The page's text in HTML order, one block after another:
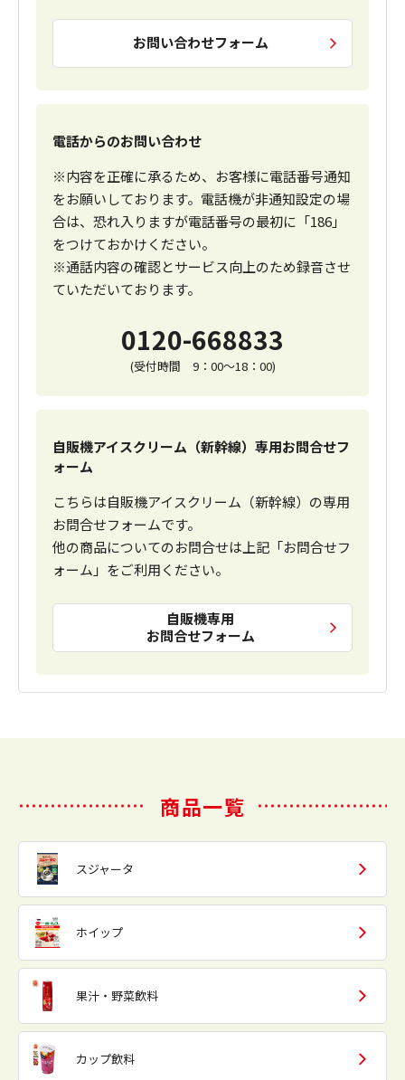
お問い合わせフォーム
電話からのお問い合わせ
※内容を正確に承るため、お客様に電話番号通知
をお願いしております。電話機が非通知設定の場
合は、恐れ入りますが電話番号の最初に「186」
をつけておかけください。
※通話内容の確認とサービス向上のため録音させ
ていただいております。
0120-668833
(受付時間 9：00～18：00)
自販機アイスクリーム（新幹線）専用お問合せフ
ォーム
こちらは自販機アイスクリーム（新幹線）の専用
お問合せフォームです。
他の商品についてのお問合せは上記「お問合せフ
ォーム」をご利用ください。
自販機専用
お問合せフォーム
商品一覧
スジャータ
ホイップ
果汁・野菜飲料
カップ飲料